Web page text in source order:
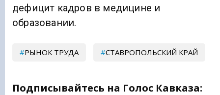
дефицит кадров в медицине и
образовании.
РЫНОК ТРУДА СТАВРОПОЛЬСКИЙ КРАЙ
Подписывайтесь на Голос Кавказа: